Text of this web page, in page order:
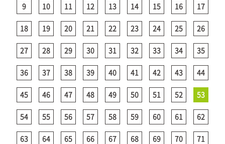
9 10 11 12 13 14 15 16 17
18 19 20 21 22 23 24 25 26
27 28 29 30 31 32 33 34 35
36 37 38 39 40 41 42 43 44
45 46 47 48 49 50 51 52 53
54 55 56 57 58 59 60 61 62
63 64 65 66 67 68 69 70 71